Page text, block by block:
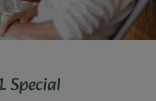
Special